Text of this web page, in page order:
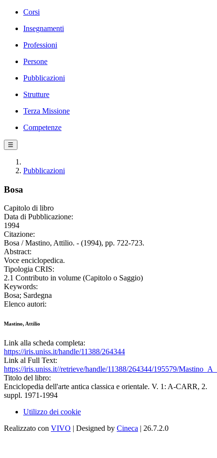
Corsi
Insegnamenti
Professioni
Persone
Pubblicazioni
Strutture
Terza Missione
Competenze
☰
Pubblicazioni
Bosa
Capitolo di libro
Data di Pubblicazione:
1994
Citazione:
Bosa / Mastino, Attilio. - (1994), pp. 722-723.
Abstract:
Voce enciclopedica.
Tipologia CRIS:
2.1 Contributo in volume (Capitolo o Saggio)
Keywords:
Bosa; Sardegna
Elenco autori:
Mastino, Attilio
Link alla scheda completa:
https://iris.uniss.it/handle/11388/264344
Link al Full Text:
https://iris.uniss.it//retrieve/handle/11388/264344/195579/
Titolo del libro:
Enciclopedia dell'arte antica classica e orientale. V. 1: A-CARR, 2.
suppl. 1971-1994
Utilizzo dei cookie
Realizzato con VIVO | Designed by Cineca | 26.7.2.0